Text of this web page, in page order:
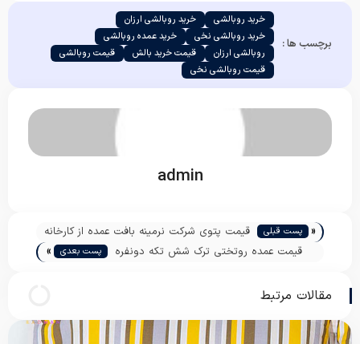
برچسب ها :
خرید روبالشی
خرید روبالشی ارزان
خرید روبالشی نخی
خرید عمده روبالشی
روبالشی ارزان
قیمت خرید بالش
قیمت روبالشی
قیمت روبالشی نخی
admin
« پست قبلی
قیمت پتوی شرکت نرمینه بافت عمده از کارخانه
قیمت عمده روتختی ترک شش تکه دونفره
پست بعدی »
مقالات مرتبط